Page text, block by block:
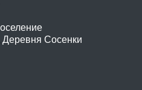
Деревня Сосенки